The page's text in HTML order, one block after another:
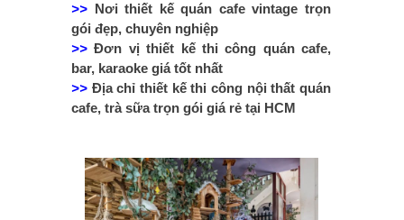
>> Nơi thiết kế quán cafe vintage trọn
gói đẹp, chuyên nghiệp
>>Đơn vị thiết kế thi công quán cafe,
bar, karaoke giá tốt nhất
>> Địa chỉ thiết kế thi công nội thất quán
cafe, trà sữa trọn gói giá rẻ tại HCM